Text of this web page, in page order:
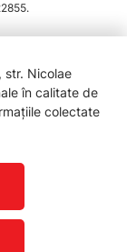
str. Nicolae
în calitate de
colectate